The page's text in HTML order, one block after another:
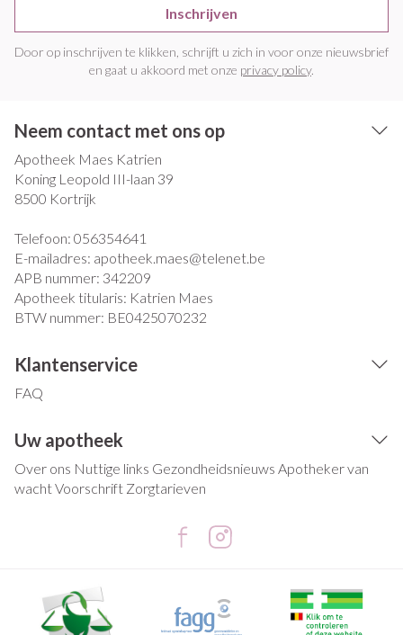
Inschrijven
Door op inschrijven te klikken, schrijft u zich in voor onze nieuwsbrief
en gaat u akkoord met onze privacy policy.
Neem contact met ons op
Apotheek Maes Katrien
Koning Leopold III-laan 39
8500 Kortrijk
Telefoon: 056354641
E-mailadres: apotheek.maes@telenet.be
APB nummer: 342209
Apotheek titularis: Katrien Maes
BTW nummer: BE0425070232
Klantenservice
FAQ
Uw apotheek
Over ons Nuttige links Gezondheidsnieuws Apotheker van
wachtVoorschrift Zorgtarieven